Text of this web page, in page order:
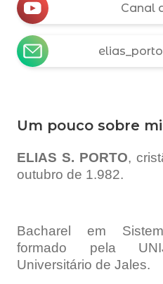
Canal
Um pouco sobre
ELIAS S. PORTO,
outubro de 1.982.
Bacharel em
formado pela
Universitário de Jales.